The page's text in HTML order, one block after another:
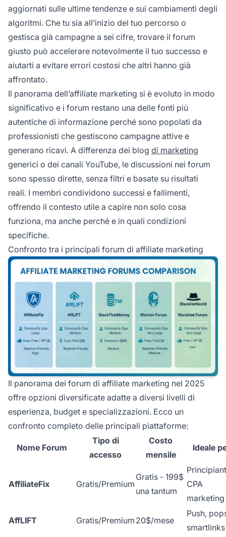
aggiornati sulle ultime tendenze e sui cambiamenti degli
algoritmi. Che tu sia all’inizio del tuo percorso o
gestisca già campagne a sei cifre, trovare il forum
giusto può accelerare notevolmente il tuo successo e
aiutarti a evitare errori costosi che altri hanno già
affrontato.
Il panorama dell’affiliate marketing si è evoluto in modo
significativo e i forum restano una delle fonti più
autentiche di informazione perché sono popolati da
professionisti che gestiscono campagne attive e
generano ricavi. A differenza dei blog di marketing
generici o dei canali YouTube, le discussioni nei forum
sono spesso dirette, senza filtri e basate su risultati
reali. I membri condividono successi e fallimenti,
offrendo il contesto utile a capire non solo cosa
funziona, ma anche perché e in quali condizioni
specifiche.
Confronto tra i principali forum di affiliate marketing
Il panorama dei forum di affiliate marketing nel 2025
offre opzioni diversificate adatte a diversi livelli di
esperienza, budget e specializzazioni. Ecco un
confronto completo delle principali piattaforme:
Nome Forum
Tipo di
accesso
Costo
mensile
Ideale
AffiliateFix Gratis/Premium
Gratis - 199$
una tantum
CPA
marketing
AffLIFT Gratis/Premium 20$/mese
Push,
smartlinks